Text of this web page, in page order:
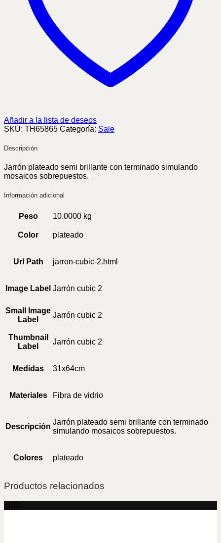
Añadir a la lista de deseos
SKU: TH65865 Categoría: Sale
Descripción
Jarrón plateado semi brillante con terminado simulando
mosaicos sobrepuestos.
Información adicional
Peso 10.0000 kg
Color plateado
Url Path jarron-cubic-2.html
Image Label Jarrón cubic 2
Small Image
Label
Jarrón cubic 2
Thumbnail
Label
Jarrón cubic 2
Medidas 31x64cm
Materiales Fibra de vidrio
Descripción
Jarrón plateado semi brillante con terminado
simulando mosaicos sobrepuestos.
Colores plateado
Productos relacionados